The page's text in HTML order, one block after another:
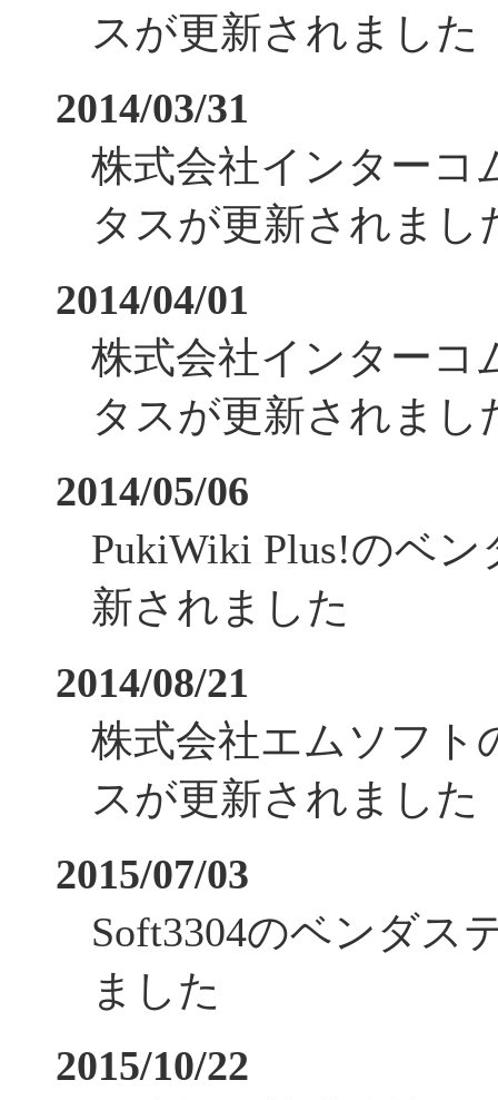
スが更新されました
2014/03/31
株式会社インターコ
タスが更新されまし
2014/04/01
株式会社インターコ
タスが更新されまし
2014/05/06
PukiWiki Plus!のベ
新されました
2014/08/21
株式会社エムソフト
スが更新されました
2015/07/03
Soft3304のベンダス
ました
2015/10/22